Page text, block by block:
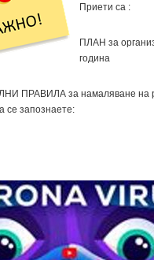
Приети са :
ПЛАН за
година
ПРАВИЛА за намаляване на
се запознаете: